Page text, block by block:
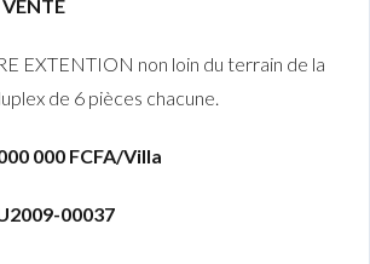
VENTE
EXTENTION non loin du terrain de la
de 6 pièces chacune.
000 FCFA/Villa
00037